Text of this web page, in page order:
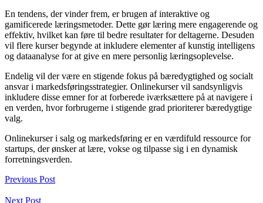
En tendens, der vinder frem, er brugen af interaktive og
gamificerede læringsmetoder. Dette gør læring mere engagerende og
effektiv, hvilket kan føre til bedre resultater for deltagerne. Desuden
vil flere kurser begynde at inkludere elementer af kunstig intelligens
og dataanalyse for at give en mere personlig læringsoplevelse.
Endelig vil der være en stigende fokus på bæredygtighed og socialt
ansvar i markedsføringsstrategier. Onlinekurser vil sandsynligvis
inkludere disse emner for at forberede iværksættere på at navigere i
en verden, hvor forbrugerne i stigende grad prioriterer bæredygtige
valg.
Onlinekurser i salg og markedsføring er en værdifuld ressource for
startups, der ønsker at lære, vokse og tilpasse sig i en dynamisk
forretningsverden.
Previous Post
Next Post